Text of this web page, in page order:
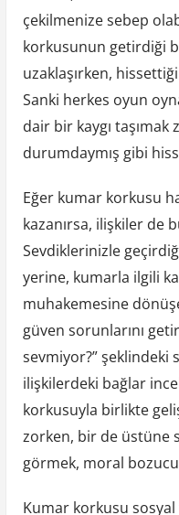
çekilmenize sebep
korkusunun getirdiği
uzaklaşırken, hissettiği
Sanki herkes oyun
dair bir kaygı
durumdaymış gibi
Eğer kumar korkusu
kazanırsa, ilişkiler de
Sevdiklerinizle
yerine, kumarla ilgili
muhakemesine
güven sorunlarını
sevmiyor?” şeklindeki
ilişkilerdeki bağlar
korkusuyla birlikte
zorken, bir de üstüne
görmek, moral
Kumar korkusu sosyal